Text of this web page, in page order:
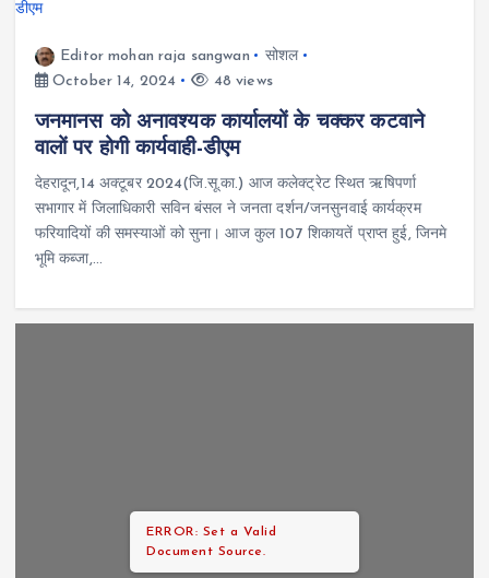
Editor mohan raja sangwan
सोशल
October 14, 2024
48 views
जनमानस को अनावश्यक कार्यालयों के चक्कर कटवाने
वालों पर होगी कार्यवाही-डीएम
देहरादून,14 अक्टूबर 2024(जि.सू.का.) आज कलेक्ट्रेट स्थित ऋषिपर्णा
सभागार में जिलाधिकारी सविन बंसल ने जनता दर्शन/जनसुनवाई कार्यक्रम
फरियादियों की समस्याओं को सुना। आज कुल 107 शिकायतें प्राप्त हुई, जिनमे
भूमि कब्जा,…
ERROR: Set a Valid
Document Source.